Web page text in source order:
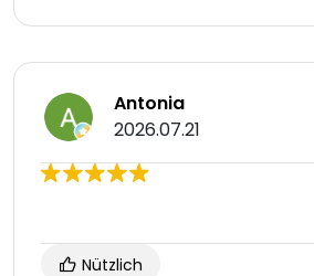
Antonia
2026.07.21
Nützlich